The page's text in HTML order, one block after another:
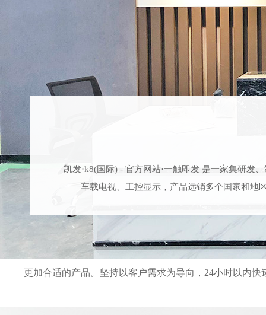
集研发、制造、销售为一体的LCM、TP、CG制造厂商
理体系等，拥有多项自主核心技术与完善的企业管理标准
自有高素质的研发生产管理50人，3年以上员工
不同客户的不同需求；满意的产品外观和功能检测以保证
公司完善的流程体系，对质量层层把关，标准化执行流程
厚德的经营理念，在专注本地市场开拓的同时，为企
提供专业的使用技术指导，更加省心 ，专业的技术与客
更加合适的产品。坚持以客户需求为导向，24小时以内
凯发·k8(国际) - 官方网站·一触即发
车载电视、工控显示，产品远销多个国家和地